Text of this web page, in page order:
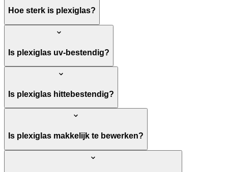
Hoe sterk is plexiglas?
Is plexiglas uv-bestendig?
Is plexiglas hittebestendig?
Is plexiglas makkelijk te bewerken?